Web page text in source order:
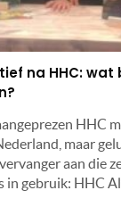
na HHC:
HHC
maar
aan die
in gebruik: HHC